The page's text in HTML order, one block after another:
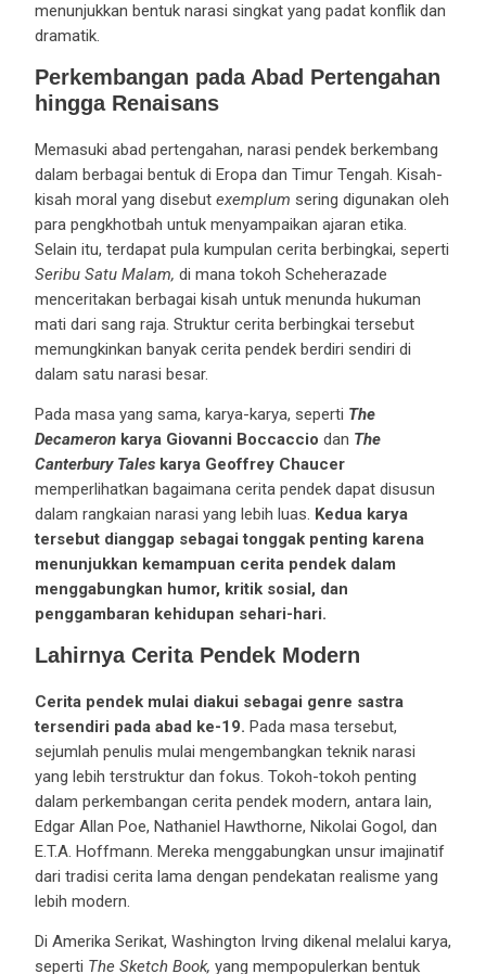
menunjukkan bentuk narasi singkat yang padat konflik dan
dramatik.
Perkembangan pada Abad Pertengahan
hingga Renaisans
Memasuki abad pertengahan, narasi pendek berkembang
dalam berbagai bentuk di Eropa dan Timur Tengah. Kisah-
kisah moral yang disebut exemplum sering digunakan oleh
para pengkhotbah untuk menyampaikan ajaran etika.
Selain itu, terdapat pula kumpulan cerita berbingkai, seperti
Seribu Satu Malam, di mana tokoh Scheherazade
menceritakan berbagai kisah untuk menunda hukuman
mati dari sang raja. Struktur cerita berbingkai tersebut
memungkinkan banyak cerita pendek berdiri sendiri di
dalam satu narasi besar.
Pada masa yang sama, karya-karya, seperti The
Decameronkarya Giovanni Boccaccio dan The
Canterbury Taleskarya Geoffrey Chaucer
memperlihatkan bagaimana cerita pendek dapat disusun
dalam rangkaian narasi yang lebih luas. Kedua karya
tersebut dianggap sebagai tonggak penting karena
menunjukkan kemampuan cerita pendek dalam
menggabungkan humor, kritik sosial, dan
penggambaran kehidupan sehari-hari.
Lahirnya Cerita Pendek Modern
Cerita pendek mulai diakui sebagai genre sastra
tersendiri pada abad ke-19. Pada masa tersebut,
sejumlah penulis mulai mengembangkan teknik narasi
yang lebih terstruktur dan fokus. Tokoh-tokoh penting
dalam perkembangan cerita pendek modern, antara lain,
Edgar Allan Poe, Nathaniel Hawthorne, Nikolai Gogol, dan
E.T.A. Hoffmann. Mereka menggabungkan unsur imajinatif
dari tradisi cerita lama dengan pendekatan realisme yang
lebih modern.
Di Amerika Serikat, Washington Irving dikenal melalui karya,
seperti The Sketch Book, yang mempopulerkan bentuk